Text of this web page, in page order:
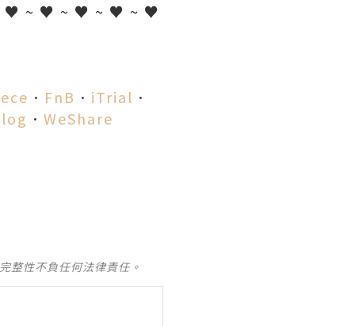
~ ♥ ~ ♥ ~ ♥ ~ ♥
． FnB ． iTrial ．
． WeShare
整性不負任何法律責任。